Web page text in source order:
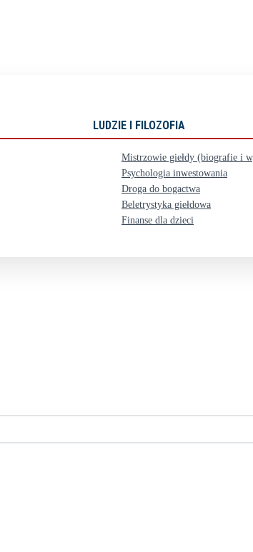
LUDZIE I FILOZOFIA
Mistrzowie giełdy (biografie i
Psychologia inwestowania
Droga do bogactwa
Beletrystyka giełdowa
Finanse dla dzieci